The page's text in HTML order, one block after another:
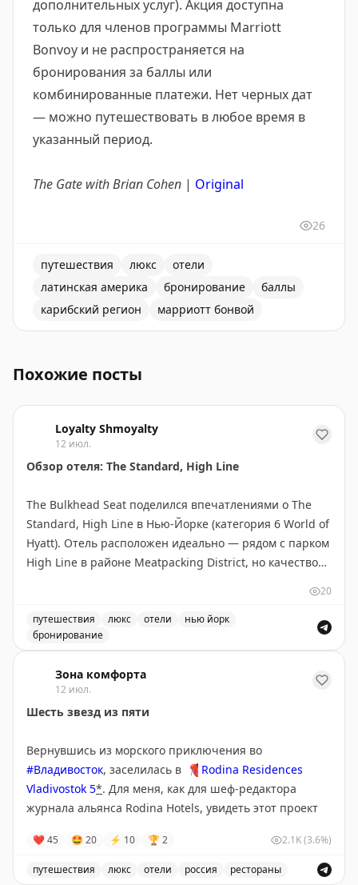
дополнительных услуг). Акция доступна
только для членов программы Marriott
Bonvoy и не распространяется на
бронирования за баллы или
комбинированные платежи. Нет черных дат
— можно путешествовать в любое время в
указанный период.
The Gate with Brian Cohen | Original
26
путешествия люкс
отели
латинская америка
бронирование
баллы
карибский регион
марриотт бонвой
Похожие посты
Loyalty Shmoyalty
12 июл.
Обзор отеля: The Standard, High Line
The Bulkhead Seat поделился впечатлениями о The
Standard, High Line в Нью-Йорке (категория 6 World of
Hyatt). Отель расположен идеально — рядом с парком
High Line в районе Meatpacking District, но качество
Queen (230 кв.м) оказался крошечным и устаревшим,
кровать неудобной, окна грязными. Персонал был
невежлив и невнимателен к гостям. Завтрак не был
$35 (отменен для Globalist) не указан на сайте. Автор
использовал бесплатный сертификат вместо 30 000
пойнтов и считает это хорошим решением, но не
Отель нуждается в обновлении и переосмыслении
подхода к сервису.
The Bulkhead Seat|Original
20
путешествия люкс отели
нью йорк
бронирование
Зона комфорта
12 июл.
Шесть звезд из пяти
Вернувшись из морского приключения во
#Владивосток, заселилась в 📍 Rodina Residences
Vladivostok 5*. Для меня, как для шеф-редактора
журнала альянса Rodina Hotels, увидеть этот проект
Каннах: планка задрана до космоса.
❤ 45 🤩 20 ⚡ 10 🏆 2 2.1K(3.6%)
путешествия люкс отели россия рестораны